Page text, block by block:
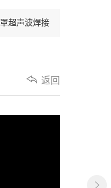
超声波焊接
返回